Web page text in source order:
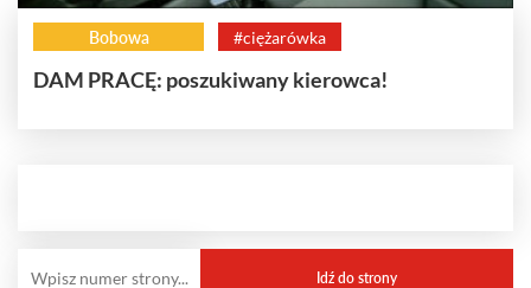
Bobowa #ciężarówka
DAM PRACĘ: poszukiwany kierowca!